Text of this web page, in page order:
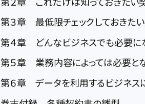
第３章 最低限チェックしておきた
第４章 どんなビジネスでも必要に
第５章 業務内容によっては必要と
第６章 データを利用するビジネス